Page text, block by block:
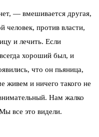
— вмешивается другая,
против власти,
и лечить. Если
хороший был, и
что он пьяница,
и ничего такого не
Нам жалко
все это видели.